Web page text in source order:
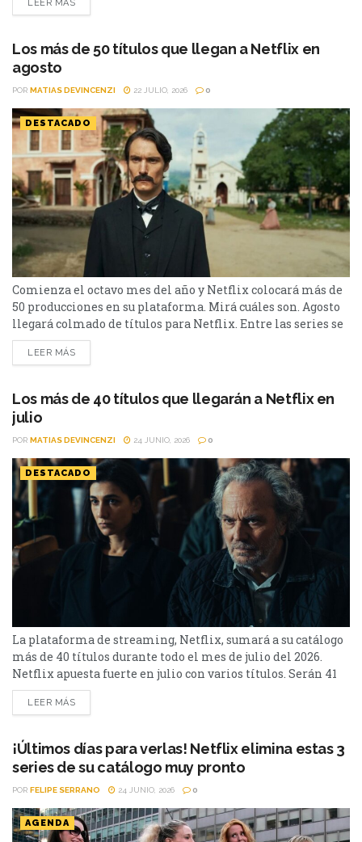
un thriller español cargado de tensión y conspiraciones,
película de terror psicológico y el esperado regreso de...
LEER MÁS
Los más de 50 títulos que llegan a Netflix en
agosto
POR MATIAS DEVINCENZI 22 JULIO, 2026 0
DESTACADO
Comienza el octavo mes del año y Netflix colocará más de
50 producciones en su plataforma. Mirá cuáles son. Agosto
llegará colmado de títulos para Netflix. Entre las series se
destacan: Moria y la segunda parte de Cien Años de
Soledad, además de Toda la verdad de mis mentiras. Como
de...
LEER MÁS
Los más de 40 títulos que llegarán a Netflix en
julio
POR MATIAS DEVINCENZI 24 JUNIO, 2026 0
DESTACADO
La plataforma de streaming, Netflix, sumará a su catálogo
más de 40 títulos durante todo el mes de julio del 2026.
Netflix apuesta fuerte en julio con varios títulos. Serán 41
en total, entre los que se destacan: La casa de la pradera,
Heartstopper Forever y Enola Holmes 3. La lista completa,
LEER MÁS
¡Últimos días para verlas! Netflix elimina estas 3
series de su catálogo muy pronto
POR FELIPE SERRANO 24 JUNIO, 2026 0
AGENDA